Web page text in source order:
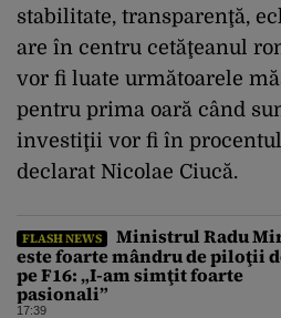
stabilitate, transparenţă,
are în centru cetăţeanul
vor fi luate următoarele
pentru prima oară când
investiţii vor fi în procentul
declarat Nicolae Ciucă.
FLASH NEWS
Ministrul Radu
este foarte mândru de piloţii
pe F16: „I-am simţit foarte
pasionali”
17:39